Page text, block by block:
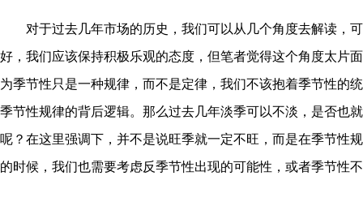
对于过去几年市场的历史，我们可以从几个角度去解读，
好，我们应该保持积极乐观的态度，但笔者觉得这个角度太片
为季节性只是一种规律，而不是定律，我们不该抱着季节性的
季节性规律的背后逻辑。那么过去几年淡季可以不淡，是否也
呢？在这里强调下，并不是说旺季就一定不旺，而是在季节性
的时候，我们也需要考虑反季节性出现的可能性，或者季节性